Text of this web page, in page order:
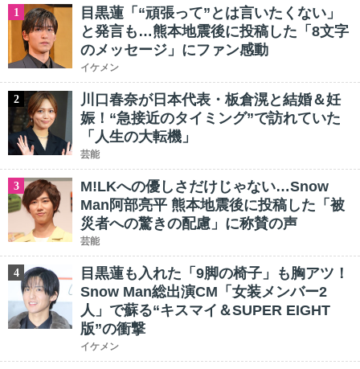
1
目黒蓮「“頑張って”とは言いたくない」
と発言も…熊本地震後に投稿した「8文字
のメッセージ」にファン感動
イケメン
2
川口春奈が日本代表・板倉滉と結婚＆妊
娠！“急接近のタイミング”で訪れていた
「人生の大転機」
芸能
3
M!LKへの優しさだけじゃない…Snow
Man阿部亮平 熊本地震後に投稿した「被
災者への驚きの配慮」に称賛の声
芸能
4
目黒蓮も入れた「9脚の椅子」も胸アツ！
Snow Man総出演CM「女装メンバー2
人」で蘇る“キスマイ＆SUPER EIGHT
版”の衝撃
イケメン